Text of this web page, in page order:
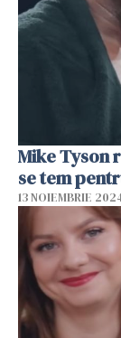
Mike Tyson
se tem
13 NOIEMBRIE